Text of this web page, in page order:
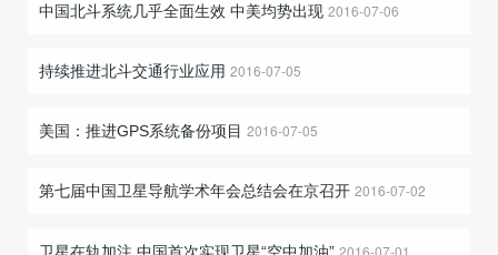
中国北斗系统几乎全面生效 中美均势出现 2016-07-06
持续推进北斗交通行业应用 2016-07-05
美国：推进GPS系统备份项目 2016-07-05
第七届中国卫星导航学术年会总结会在京召开 2016-07-02
卫星在轨加注 中国首次实现卫星“空中加油” 2016-07-01